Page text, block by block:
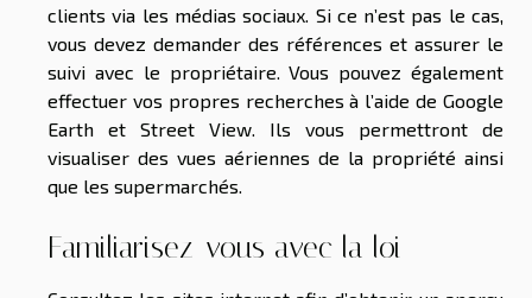
clients via les médias sociaux. Si ce n’est pas le cas,
vous devez demander des références et assurer le
suivi avec le propriétaire. Vous pouvez également
effectuer vos propres recherches à l’aide de Google
Earth et Street View. Ils vous permettront de
visualiser des vues aériennes de la propriété ainsi
que les supermarchés.
Familiarisez-vous avec la loi